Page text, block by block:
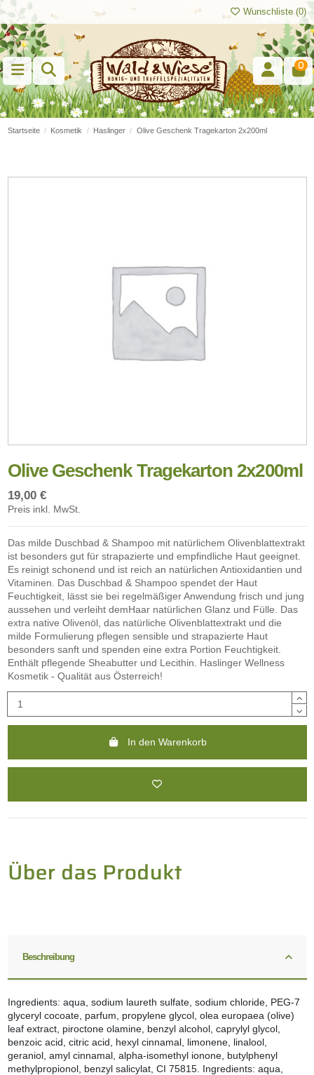
Wunschliste (0)
0
Startseite Kosmetik Haslinger Olive Geschenk Tragekarton 2x200ml
Olive Geschenk Tragekarton 2x200ml
19,00 €
Preis inkl. MwSt.
Das milde Duschbad & Shampoo mit natürlichem Olivenblattextrakt
ist besonders gut für strapazierte und empfindliche Haut geeignet.
Es reinigt schonend und ist reich an natürlichen Antioxidantien und
Vitaminen. Das Duschbad & Shampoo spendet der Haut
Feuchtigkeit, lässt sie bei regelmäßiger Anwendung frisch und jung
aussehen und verleiht demHaar natürlichen Glanz und Fülle. Das
extra native Olivenöl, das natürliche Olivenblattextrakt und die
milde Formulierung pflegen sensible und strapazierte Haut
besonders sanft und spenden eine extra Portion Feuchtigkeit.
Enthält pflegende Sheabutter und Lecithin. Haslinger Wellness
Kosmetik - Qualität aus Österreich!
In den Warenkorb
Beschreibung
Ingredients: aqua, sodium laureth sulfate, sodium chloride, PEG-7
glyceryl cocoate, parfum, propylene glycol, olea europaea (olive)
leaf extract, piroctone olamine, benzyl alcohol, caprylyl glycol,
benzoic acid, citric acid, hexyl cinnamal, limonene, linalool,
geraniol, amyl cinnamal, alpha-isomethyl ionone, butylphenyl
methylpropionol, benzyl salicylat, CI 75815. Ingredients: aqua,